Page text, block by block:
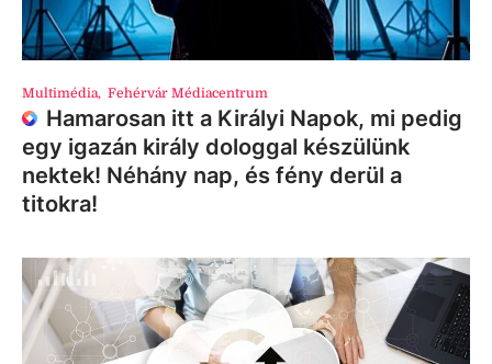
Multimédia, Fehérvár Médiacentrum
Hamarosan itt a Királyi Napok, mi pedig
egy igazán király dologgal készülünk
nektek! Néhány nap, és fény derül a
titokra!